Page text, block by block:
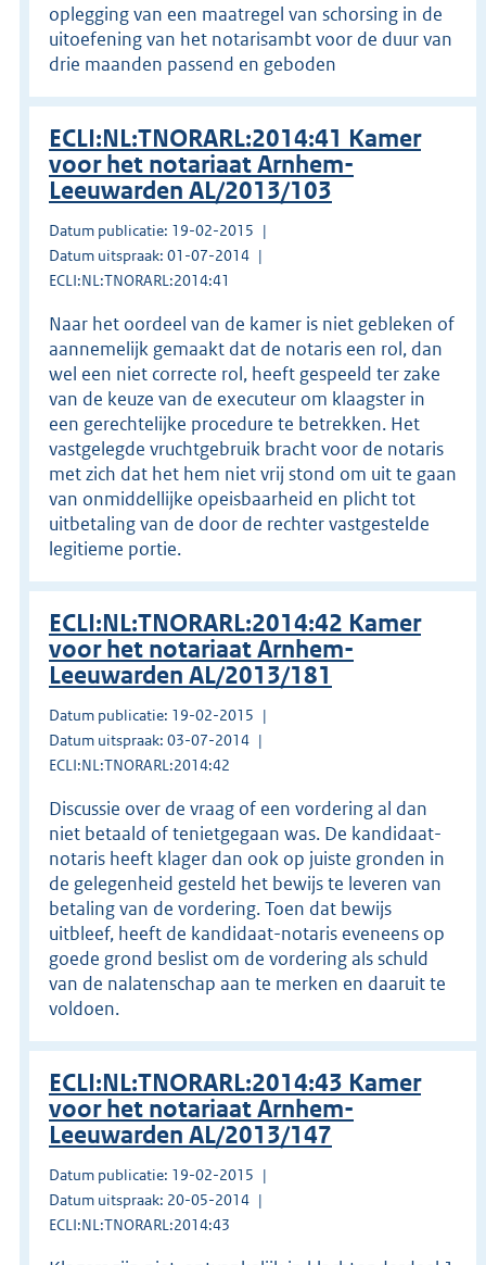
oplegging van een maatregel van schorsing in de
uitoefening van het notarisambt voor de duur van
drie maanden passend en geboden
ECLI:NL:TNORARL:2014:41 Kamer
voor het notariaat Arnhem-
Leeuwarden AL/2013/103
Datum publicatie: 19-02-2015
Datum uitspraak: 01-07-2014
ECLI:NL:TNORARL:2014:41
Naar het oordeel van de kamer is niet gebleken of
aannemelijk gemaakt dat de notaris een rol, dan
wel een niet correcte rol, heeft gespeeld ter zake
van de keuze van de executeur om klaagster in
een gerechtelijke procedure te betrekken. Het
vastgelegde vruchtgebruik bracht voor de notaris
met zich dat het hem niet vrij stond om uit te gaan
van onmiddellijke opeisbaarheid en plicht tot
uitbetaling van de door de rechter vastgestelde
legitieme portie.
ECLI:NL:TNORARL:2014:42 Kamer
voor het notariaat Arnhem-
Leeuwarden AL/2013/181
Datum publicatie: 19-02-2015
Datum uitspraak: 03-07-2014
ECLI:NL:TNORARL:2014:42
Discussie over de vraag of een vordering al dan
niet betaald of tenietgegaan was. De kandidaat-
notaris heeft klager dan ook op juiste gronden in
de gelegenheid gesteld het bewijs te leveren van
betaling van de vordering. Toen dat bewijs
uitbleef, heeft de kandidaat-notaris eveneens op
goede grond beslist om de vordering als schuld
van de nalatenschap aan te merken en daaruit te
voldoen.
ECLI:NL:TNORARL:2014:43 Kamer
voor het notariaat Arnhem-
Leeuwarden AL/2013/147
Datum publicatie: 19-02-2015
Datum uitspraak: 20-05-2014
ECLI:NL:TNORARL:2014:43